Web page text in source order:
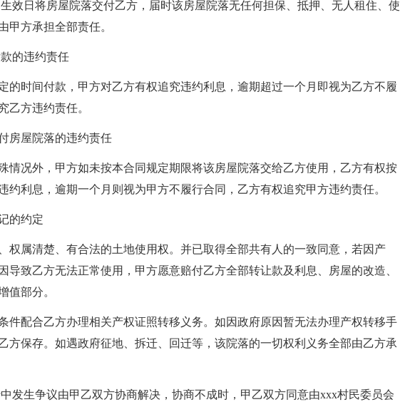
效日将房屋院落交付乙方，届时该房屋院落无任何担保、抵押、无人租住、使
甲方承担全部责任。
的违约责任
的时间付款，甲方对乙方有权追究违约利息，逾期超过一个月即视为乙方不履
乙方违约责任。
房屋院落的违约责任
情况外，甲方如未按本合同规定期限将该房屋院落交给乙方使用，乙方有权按
约利息，逾期一个月则视为甲方不履行合同，乙方有权追究甲方违约责任。
的约定
权属清楚、有合法的土地使用权。并已取得全部共有人的一致同意，若因产
导致乙方无法正常使用，甲方愿意赔付乙方全部转让款及利息、房屋的改造、
值部分。
件配合乙方办理相关产权证照转移义务。如因政府原因暂无法办理产权转移手
方保存。如遇政府征地、拆迁、回迁等，该院落的一切权利义务全部由乙方承
发生争议由甲乙双方协商解决，协商不成时，甲乙双方同意由xxx村民委员会